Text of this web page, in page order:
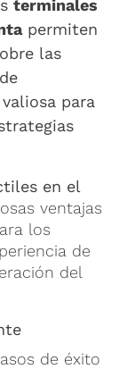
terminales
permiten
las
para
en el
ventajas
los
de
del
de éxito